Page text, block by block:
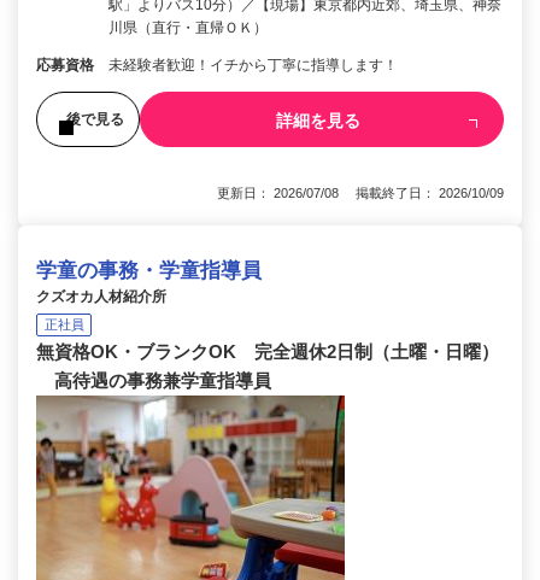
駅」よりバス10分）／【現場】東京都内近郊、埼玉県、神奈
川県（直行・直帰ＯＫ）
応募資格 未経験者歓迎！イチから丁寧に指導します！
後で見る 詳細を見る
更新日： 2026/07/08 掲載終了日： 2026/10/09
学童の事務・学童指導員
クズオカ人材紹介所
正社員
無資格OK・ブランクOK 完全週休2日制（土曜・日曜）
高待遇の事務兼学童指導員